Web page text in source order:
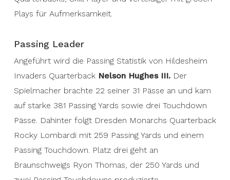
Plays für Aufmerksamkeit.
Passing Leader
Angeführt wird die Passing Statistik von Hildesheim
Invaders Quarterback Nelson Hughes III.Der
Spielmacher brachte 22 seiner 31 Pässe an und kam
auf starke 381 Passing Yards sowie drei Touchdown
Pässe. Dahinter folgt Dresden Monarchs Quarterback
Rocky Lombardi mit 259 Passing Yards und einem
Passing Touchdown. Platz drei geht an
Braunschweigs Ryon Thomas, der 250 Yards und